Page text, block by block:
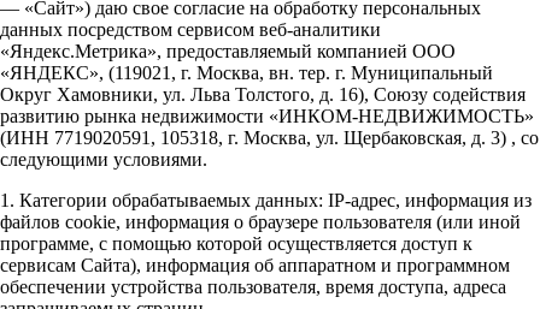
— «Сайт») даю свое согласие на обработку персональных
данных посредством сервисом веб-аналитики
«Яндекс.Метрика», предоставляемый компанией ООО
«ЯНДЕКС», (119021, г. Москва, вн. тер. г. Муниципальный
Округ Хамовники, ул. Льва Толстого, д. 16), Союзу содействия
развитию рынка недвижимости «ИНКОМ-НЕДВИЖИМОСТЬ»
(ИНН 7719020591, 105318, г. Москва, ул. Щербаковская, д. 3) , со
следующими условиями.
1. Категории обрабатываемых данных: IP-адрес, информация из
файлов cookie, информация о браузере пользователя (или иной
программе, с помощью которой осуществляется доступ к
сервисам Сайта), информация об аппаратном и программном
обеспечении устройства пользователя, время доступа, адреса